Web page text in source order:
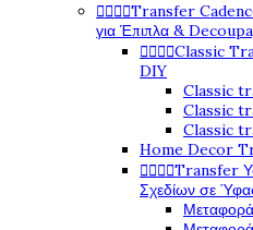
Transfer
για Έπιπλα &
Classic
DIY
Classic
Classic
Classic
Home Decor
Transfer
Σχεδίων σε